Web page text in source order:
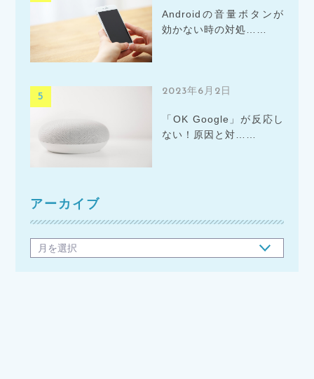
Androidの音量ボタンが
効かない時の対処……
2023年6月2日
「OK Google」が反応し
ない！原因と対……
アーカイブ